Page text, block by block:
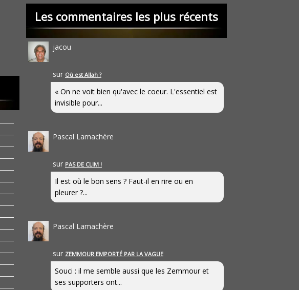
Les commentaires les plus récents
jacou
sur Où est Allah ?
« On ne voit bien qu'avec le coeur. L'essentiel est
invisible pour...
Pascal Lamachère
sur PAS DE CLIM !
Il est où le bon sens ? Faut-il en rire ou en
pleurer ?...
Pascal Lamachère
sur ZEMMOUR EMPORTÉ PAR LA VAGUE
Souci : il me semble aussi que les Zemmour et
ses supporters ont...